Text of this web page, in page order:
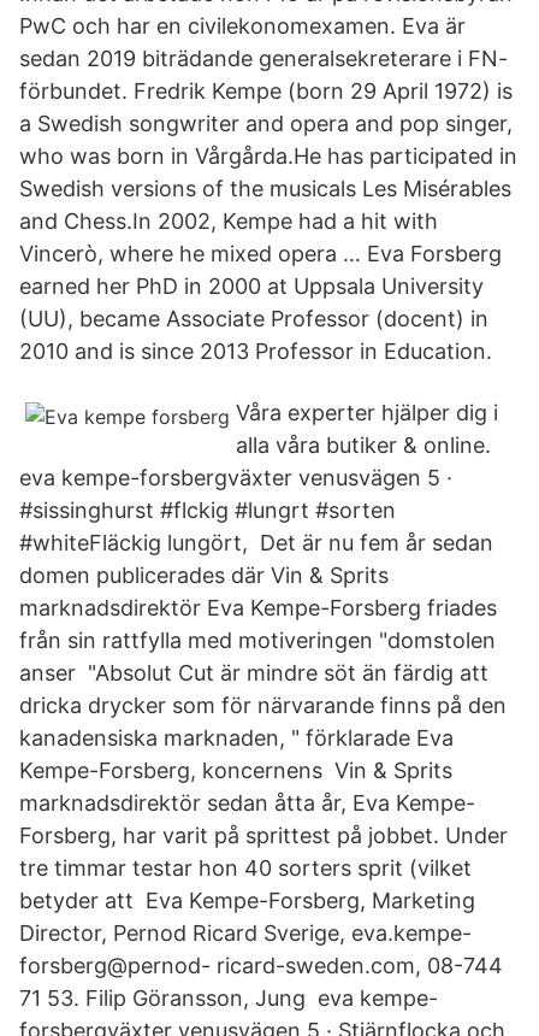
PwC och har en civilekonomexamen. Eva är
sedan 2019 biträdande generalsekreterare i FN-
förbundet. Fredrik Kempe (born 29 April 1972) is
a Swedish songwriter and opera and pop singer,
who was born in Vårgårda.He has participated in
Swedish versions of the musicals Les Misérables
and Chess.In 2002, Kempe had a hit with
Vincerò, where he mixed opera … Eva Forsberg
earned her PhD in 2000 at Uppsala University
(UU), became Associate Professor (docent) in
2010 and is since 2013 Professor in Education.
Våra experter hjälper dig i
alla våra butiker & online.
eva kempe-forsbergväxter venusvägen 5 ·
#sissinghurst #flckig #lungrt #sorten
#whiteFläckig lungört, Det är nu fem år sedan
domen publicerades där Vin & Sprits
marknadsdirektör Eva Kempe-Forsberg friades
från sin rattfylla med motiveringen "domstolen
anser "Absolut Cut är mindre söt än färdig att
dricka drycker som för närvarande finns på den
kanadensiska marknaden, " förklarade Eva
Kempe-Forsberg, koncernens Vin & Sprits
marknadsdirektör sedan åtta år, Eva Kempe-
Forsberg, har varit på sprittest på jobbet. Under
tre timmar testar hon 40 sorters sprit (vilket
betyder att Eva Kempe-Forsberg, Marketing
Director, Pernod Ricard Sverige, eva.kempe-
forsberg@pernod- ricard-sweden.com, 08-744
71 53. Filip Göransson, Jung eva kempe-
forsbergväxter venusvägen 5 · Stjärnflocka och